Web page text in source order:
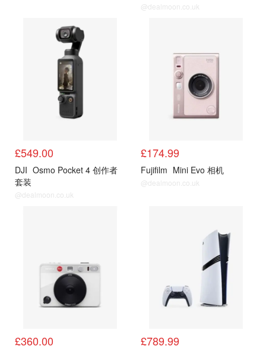
@dealmoon.co.uk
£549.00
DJI Osmo Pocket 4 创作者
套装
@dealmoon.co.uk
£174.99
Fujifilm Mini Evo 相机
@dealmoon.co.uk
£360.00 £789.99